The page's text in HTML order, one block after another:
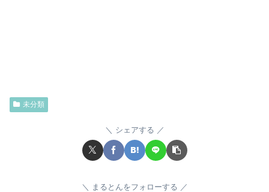
未分類
シェアする
まるとんをフォローする